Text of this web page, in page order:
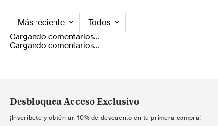
Más reciente
Todos
Cargando comentarios…
Cargando comentarios…
Desbloquea Acceso Exclusivo
¡Inscríbete y obtén un 10% de descuento en tu primera compra!